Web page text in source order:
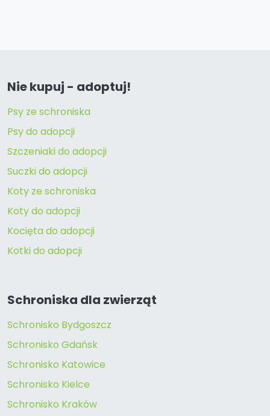
Nie kupuj - adoptuj!
Psy ze schroniska
Psy do adopcji
Szczeniaki do adopcji
Suczki do adopcji
Koty ze schroniska
Koty do adopcji
Kocięta do adopcji
Kotki do adopcji
Schroniska dla zwierząt
Schronisko Bydgoszcz
Schronisko Gdańsk
Schronisko Katowice
Schronisko Kielce
Schronisko Kraków